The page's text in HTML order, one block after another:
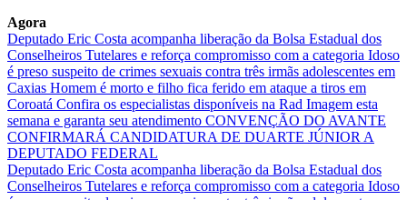
Agora
Deputado Eric Costa acompanha liberação da Bolsa Estadual dos
Conselheiros Tutelares e reforça compromisso com a categoria Idoso
é preso suspeito de crimes sexuais contra três irmãs adolescentes em
Caxias Homem é morto e filho fica ferido em ataque a tiros em
Coroatá Confira os especialistas disponíveis na Rad Imagem esta
semana e garanta seu atendimento CONVENÇÃO DO AVANTE
CONFIRMARÁ CANDIDATURA DE DUARTE JÚNIOR A
DEPUTADO FEDERAL
Deputado Eric Costa acompanha liberação da Bolsa Estadual dos
Conselheiros Tutelares e reforça compromisso com a categoria Idoso